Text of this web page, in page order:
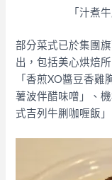
「汁煮
部分菜式已於集團
出，包括美心烘焙
「香煎XO醬豆香
薯波伴醋味噌」、
式吉列牛脷咖喱飯